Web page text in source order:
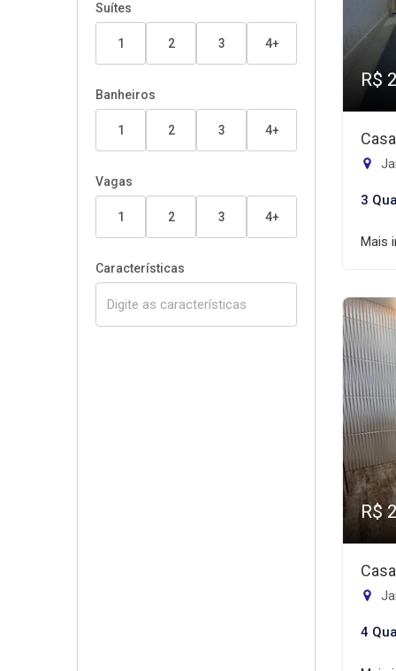
Suítes
1 2 3 4+
Banheiros
1 2 3 4+
Vagas
1 2 3 4+
Características
R$
3
Mais
R$
4